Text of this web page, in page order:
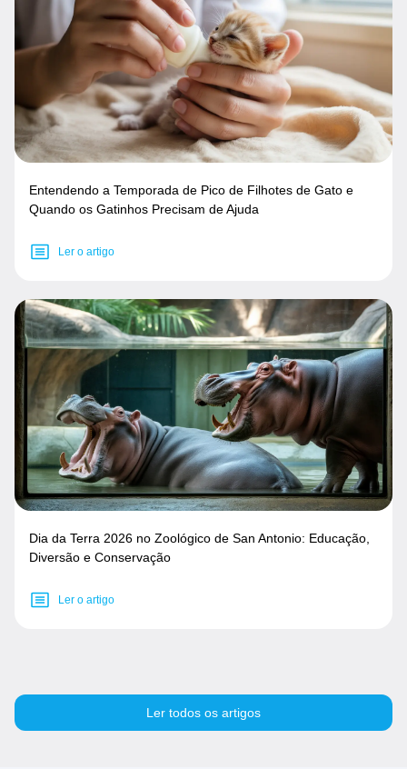
Entendendo a Temporada de Pico de Filhotes de Gato e
Quando os Gatinhos Precisam de Ajuda
Ler o artigo
Dia da Terra 2026 no Zoológico de San Antonio: Educação,
Diversão e Conservação
Ler o artigo
Ler todos os artigos